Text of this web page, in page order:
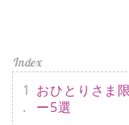
おひとりさま
ー5選